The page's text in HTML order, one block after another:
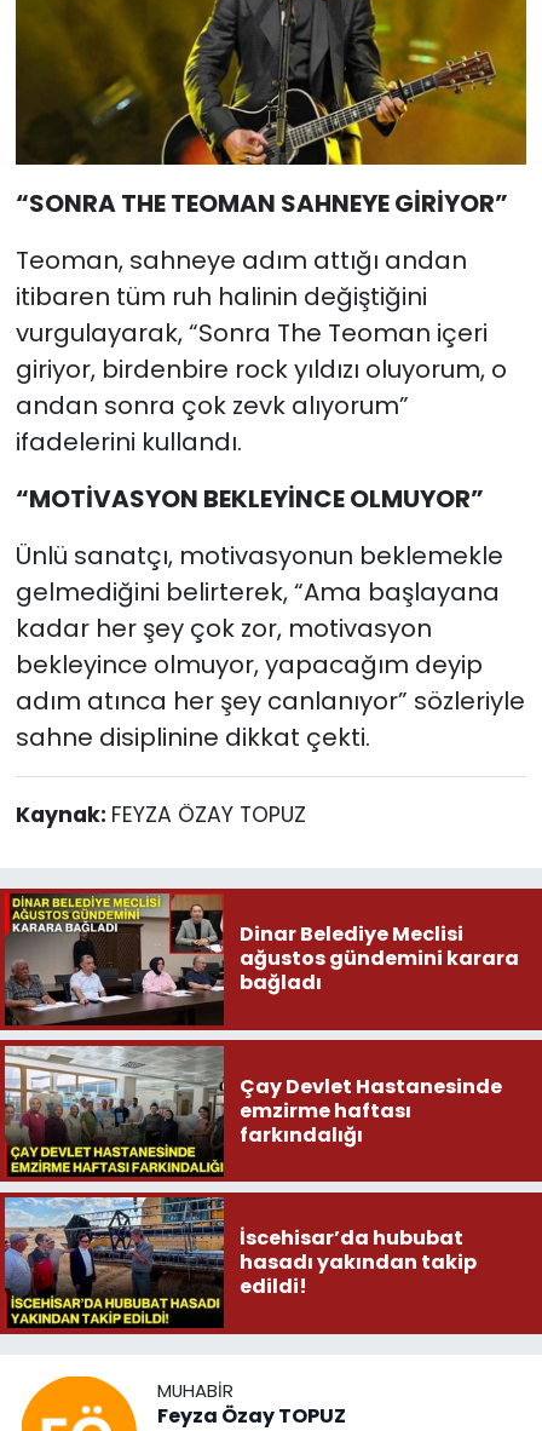
“SONRA THE TEOMAN SAHNEYE GİRİYOR”
Teoman, sahneye adım attığı andan
itibaren tüm ruh halinin değiştiğini
vurgulayarak, “Sonra The Teoman içeri
giriyor, birdenbire rock yıldızı oluyorum, o
andan sonra çok zevk alıyorum”
ifadelerini kullandı.
“MOTİVASYON BEKLEYİNCE OLMUYOR”
Ünlü sanatçı, motivasyonun beklemekle
gelmediğini belirterek, “Ama başlayana
kadar her şey çok zor, motivasyon
bekleyince olmuyor, yapacağım deyip
adım atınca her şey canlanıyor” sözleriyle
sahne disiplinine dikkat çekti.
Kaynak: FEYZA ÖZAY TOPUZ
Dinar Belediye Meclisi
ağustos gündemini karara
bağladı
Çay Devlet Hastanesinde
emzirme haftası
farkındalığı
İscehisar’da hububat
hasadı yakından takip
edildi!
MUHABIR
Feyza Özay TOPUZ